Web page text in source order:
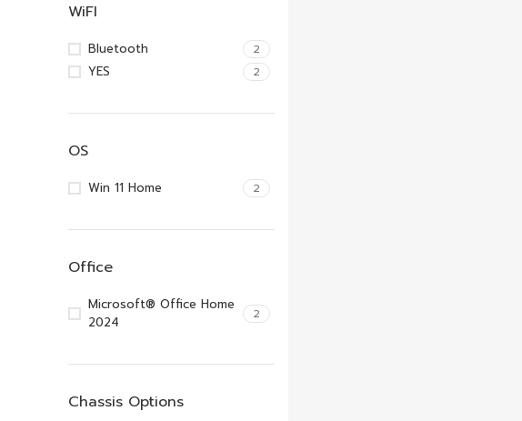
WiFI
Bluetooth 2
YES 2
OS
Win 11 Home 2
Office
Microsoft® Office Home
2024
2
Chassis Options